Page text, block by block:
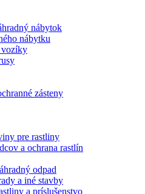
nábytok
nábytku
vozíky
zásteny
pre rastliny
a ochrana rastlín
odpad
a iné stavby
a príslušenstvo